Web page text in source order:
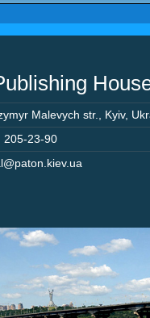
Malevych str. Kyiv,
205-23-90